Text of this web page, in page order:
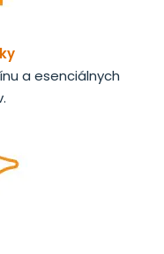
a esenciálnych